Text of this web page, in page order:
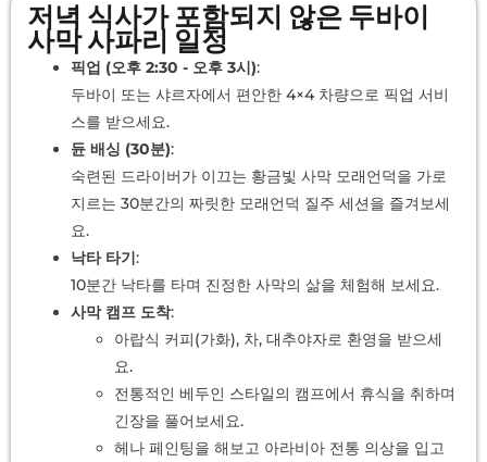
저녁 식사가 포함되지 않은 두바이
사막 사파리 일정
픽업 (오후 2:30 - 오후 3시):
두바이 또는 샤르자에서 편안한 4×4 차량으로 픽업 서비
스를 받으세요.
듄 배싱 (30분):
숙련된 드라이버가 이끄는 황금빛 사막 모래언덕을 가로
지르는 30분간의 짜릿한 모래언덕 질주 세션을 즐겨보세
요.
낙타 타기:
10분간 낙타를 타며 진정한 사막의 삶을 체험해 보세요.
사막 캠프 도착:
아랍식 커피(가화), 차, 대추야자로 환영을 받으세
요.
전통적인 베두인 스타일의 캠프에서 휴식을 취하며
긴장을 풀어보세요.
헤나 페인팅을 해보고 아라비아 전통 의상을 입고